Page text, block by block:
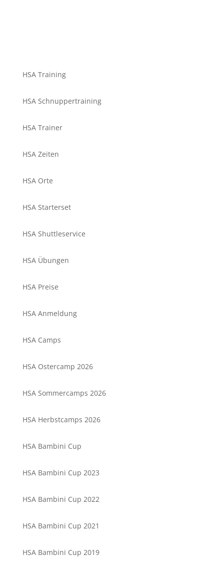
HSA Training
HSA Schnuppertraining
HSA Trainer
HSA Zeiten
HSA Orte
HSA Starterset
HSA Shuttleservice
HSA Übungen
HSA Preise
HSA Anmeldung
HSA Camps
HSA Ostercamp 2026
HSA Sommercamps 2026
HSA Herbstcamps 2026
HSA Bambini Cup
HSA Bambini Cup 2023
HSA Bambini Cup 2022
HSA Bambini Cup 2021
HSA Bambini Cup 2019